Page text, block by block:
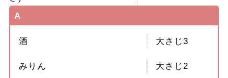
A
酒 大さじ3
みりん 大さじ2